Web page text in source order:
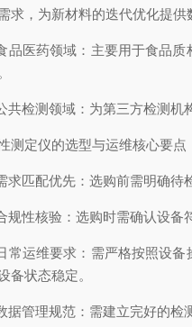
求，为新材料的迭代优化提供
医药领域：主要用于食品质构
检测领域：为第三方检测机构
定仪的选型与运维核心要点
配优先：选购前需明确待检
核验：选购时需确认设备符
运维要求：需严格按照设备
备状态稳定。
管理规范：需建立完好的检测